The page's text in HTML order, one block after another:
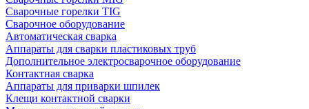
Сварочные горелки TIG
Сварочное оборудование
Автоматическая сварка
Аппараты для сварки пластиковых труб
Дополнительное электросварочное оборудование
Контактная сварка
Аппараты для приварки шпилек
Клещи контактной сварки